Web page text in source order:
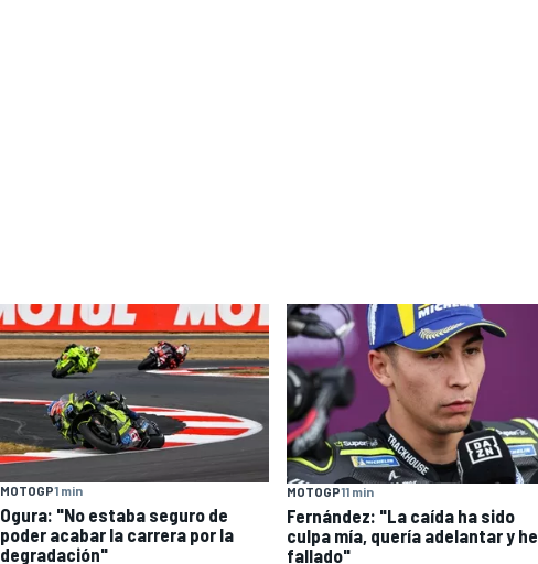
MOTOGP1 min
Ogura: "No estaba seguro de
poder acabar la carrera por la
degradación"
MOTOGP11 min
Fernández: "La caída ha sido
culpa mía, quería adelantar y he
fallado"